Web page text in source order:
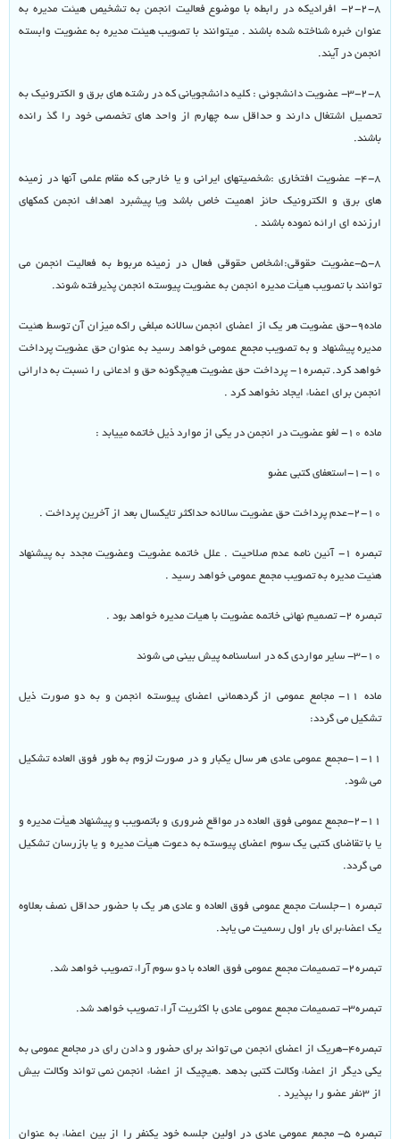
۲-۲-۸- افرادیکه در رابطه با موضوع فعالیت انجمن به تشخیص هیئت مدیره به
عنوان خبره شناخته شده باشند . میتوانند با تصویب هیئت مدیره به عضویت وابسته
انجمن در آیند.
۳-۲-۸- عضویت دانشجوئی : کلیه دانشجویانی که در رشته های برق و الکترونیک به
تحصیل اشتغال دارند و حداقل سه چهارم از واحد های تخصصی خود را گذ رانده
باشند.
۴-۸- عضویت افتخاری :شخصیتهای ایرانی و یا خارجی که مقام علمی آنها در زمینه
های برق و الکترونیک حائز اهمیت خاص باشد ویا پیشبرد اهداف انجمن کمکهای
ارزنده ای ارائه نموده باشند .
۵-۸-عضویت حقوقی:اشخاص حقوقی فعال در زمینه مربوط به فعالیت انجمن می
توانند با تصویب هیأت مدیره انجمن به عضویت پیوسته انجمن پذیرفته شوند.
ماده۹-حق عضویت هر یک از اعضای انجمن سالانه مبلغی راکه میزان آن توسط هئیت
مدیره پیشنهاد و به تصویب مجمع عمومی خواهد رسید به عنوان حق عضویت پرداخت
خواهد کرد. تبصره۱- پرداخت حق عضویت هیچگونه حق و ادعائی را نسبت به دارائی
انجمن برای اعضاء ایجاد نخواهد کرد .
ماده ۱۰- لغو عضویت در انجمن در یکی از موارد ذیل خاتمه مییابد :
۱-۱۰-استعفای کتبی عضو
۲-۱۰-عدم پرداخت حق عضویت سالانه حداکثر تایکسال بعد از آخرین پرداخت .
تبصره ۱- آئین نامه عدم صلاحیت . علل خاتمه عضویت وعضویت مجدد به پیشنهاد
هئیت مدیره به تصویب مجمع عمومی خواهد رسید .
تبصره ۲- تصمیم نهائی خاتمه عضویت با هیات مدیره خواهد بود .
۳-۱۰- سایر مواردی که در اساسنامه پیش بینی می شوند
ماده ۱۱- مجامع عمومی از گردهمائی اعضای پیوسته انجمن و به دو صورت ذیل
تشکیل می گردد:
۱-۱۱-مجمع عمومی عادی هر سال یکبار و در صورت لزوم به طور فوق العاده تشکیل
می شود.
۲-۱۱-مجمع عمومی فوق العاده در مواقع ضروری و باتصویب و پیشنهاد هیأت مدیره و
یا با تقاضای کتبی یک سوم اعضای پیوسته به دعوت هیأت مدیره و یا بازرسان تشکیل
می گردد.
تبصره ۱-جلسات مجمع عمومی فوق العاده و عادی هر یک با حضور حداقل نصف بعلاوه
یک اعضاءبرای بار اول رسمیت می یابد.
تبصره۲- تصمیمات مجمع عمومی فوق العاده با دو سوم آراء تصویب خواهد شد.
تبصره۳- تصمیمات مجمع عمومی عادی با اکثریت آراء تصویب خواهد شد.
تبصره۴-هریک از اعضای انجمن می تواند برای حضور و دادن رای در مجامع عمومی به
یکی دیگر از اعضاء وکالت کتبی بدهد .هیچیک از اعضاء انجمن نمی تواند وکالت بیش
تبصره ۵- مجمع عمومی عادی در اولین جلسه خود یکنفر را از بین اعضاء به عنوان